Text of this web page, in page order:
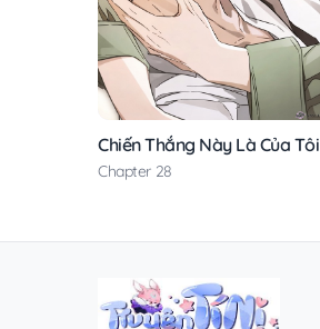
Chiến Thắng Này Là Của Tôi
Chapter 28